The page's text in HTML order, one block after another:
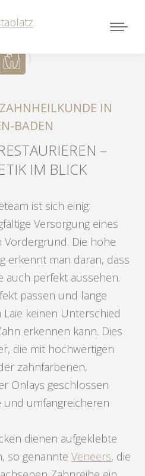
IN
BADEN
–
IM BLICK
ist sich einig:
Versorgung eines
Vordergrund. Die hohe
erkennt man daran, dass
auch perfekt aussehen.
passen und lange
keinen Unterschied
erkennen kann. Dies
die mit hochwertigen
zahnfarbenen,
Onlays geschlossen
umfangreicheren
dienen aufgeklebte
so genannte Veneers, die